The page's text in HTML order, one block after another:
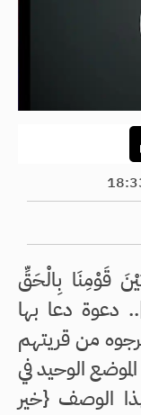
قَوْمِنَا بِالْحَقِّ
خَيْرُ الْفَاتِحِينَ}[الأعراف:89].. دعوة دعا بها
من قريتهم
الوحيد في
الوصف {خير